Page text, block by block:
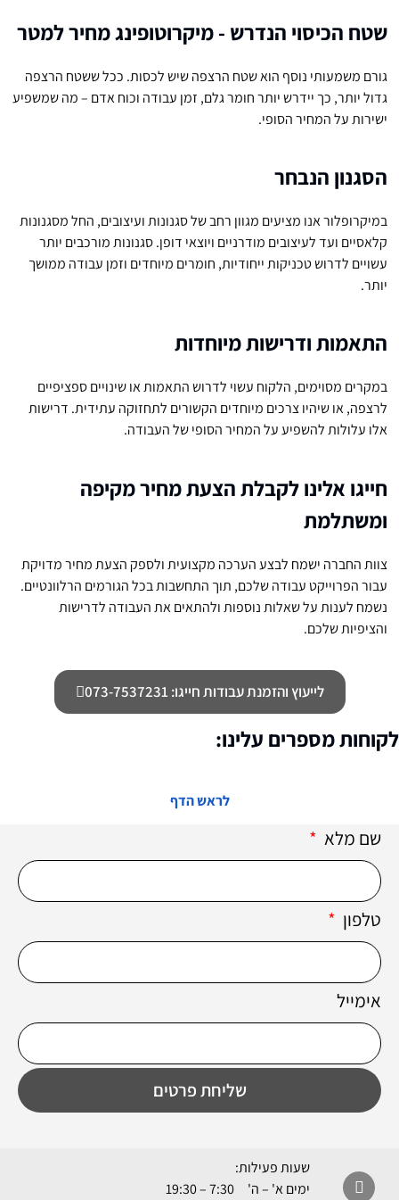
שטח הכיסוי הנדרש - מיקרוטופינג מחיר למטר
גורם משמעותי נוסף הוא שטח הרצפה שיש לכסות. ככל ששטח הרצפה
גדול יותר, כך יידרש יותר חומר גלם, זמן עבודה וכוח אדם – מה שמשפיע
ישירות על המחיר הסופי.
הסגנון הנבחר
במיקרופלור אנו מציעים מגוון רחב של סגנונות ועיצובים, החל מסגנונות
קלאסיים ועד לעיצובים מודרניים ויוצאי דופן. סגנונות מורכבים יותר
עשויים לדרוש טכניקות ייחודיות, חומרים מיוחדים וזמן עבודה ממושך
יותר.
התאמות ודרישות מיוחדות
במקרים מסוימים, הלקוח עשוי לדרוש התאמות או שינויים ספציפיים
לרצפה, או שיהיו צרכים מיוחדים הקשורים לתחזוקה עתידית. דרישות
אלו עלולות להשפיע על המחיר הסופי של העבודה.
חייגו אלינו לקבלת הצעת מחיר מקיפה
ומשתלמת
צוות החברה ישמח לבצע הערכה מקצועית ולספק הצעת מחיר מדויקת
עבור הפרוייקט עבודה שלכם, תוך התחשבות בכל הגורמים הרלוונטיים.
נשמח לענות על שאלות נוספות ולהתאים את העבודה לדרישות
והציפיות שלכם.
לייעוץ והזמנת עבודות חייגו: 073-7537231
לקוחות מספרים עלינו:
לראש הדף
שם מלא
טלפון
אימייל
שליחת פרטים
שעות פעילות:
ימים א' – ה' 7:30 – 19:30